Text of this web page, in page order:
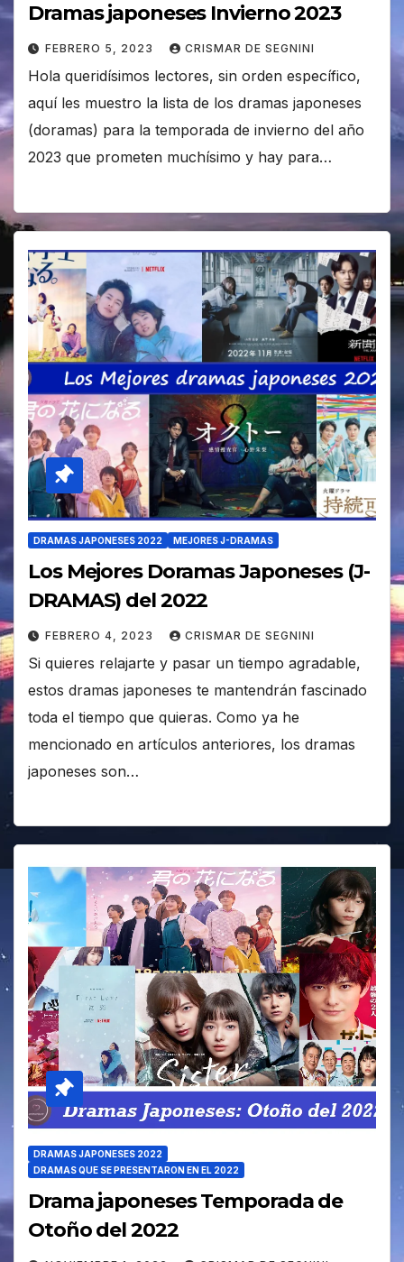
Dramas japoneses Invierno 2023
FEBRERO 5, 2023 CRISMAR DE SEGNINI
Hola queridísimos lectores, sin orden específico,
aquí les muestro la lista de los dramas japoneses
(doramas) para la temporada de invierno del año
2023 que prometen muchísimo y hay para…
DRAMAS JAPONESES 2022 MEJORES J-DRAMAS
Los Mejores Doramas Japoneses (J-
DRAMAS) del 2022
FEBRERO 4, 2023 CRISMAR DE SEGNINI
Si quieres relajarte y pasar un tiempo agradable,
estos dramas japoneses te mantendrán fascinado
toda el tiempo que quieras. Como ya he
mencionado en artículos anteriores, los dramas
japoneses son…
DRAMAS JAPONESES 2022
DRAMAS QUE SE PRESENTARON EN EL 2022
Drama japoneses Temporada de
Otoño del 2022